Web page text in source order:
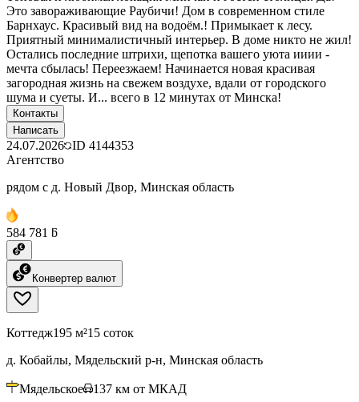
Это завораживающие Раубичи! Дом в современном стиле
Барнхаус. Красивый вид на водоём.! Примыкает к лесу.
Приятный минималистичный интерьер. В доме никто не жил!
Остались последние штрихи, щепотка вашего уюта ииии -
мечта сбылась! Переезжаем! Начинается новая красивая
загородная жизнь на свежем воздухе, вдали от городского
шума и суеты. И... всего в 12 минутах от Минска!
Контакты
Написать
24.07.2026 ID 4144353
Агентство
рядом с д. Новый Двор, Минская область
584 781 ƃ
Конвертер валют
Коттедж195 м²15 соток
д. Кобайлы, Мядельский р-н, Минская область
Мядельское 137 км от МКАД